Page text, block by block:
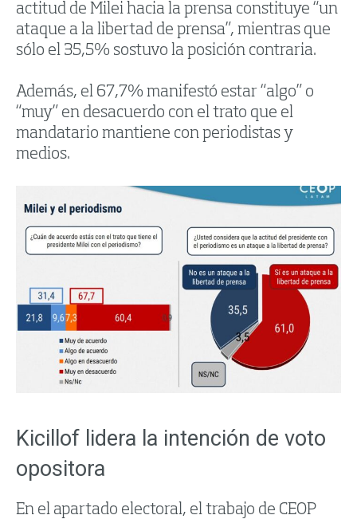
actitud de Milei hacia la prensa constituye “un
ataque a la libertad de prensa”, mientras que
sólo el 35,5% sostuvo la posición contraria.
Además, el 67,7% manifestó estar “algo” o
“muy” en desacuerdo con el trato que el
mandatario mantiene con periodistas y
medios.
Kicillof lidera la intención de voto
opositora
En el apartado electoral, el trabajo de CEOP